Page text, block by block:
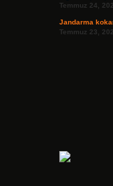
Temmuz 24,
Jandarma
Temmuz 23,